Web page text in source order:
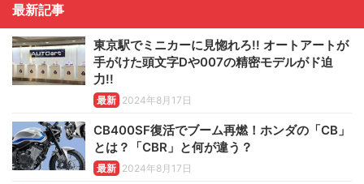
最新記事
東京駅でミニカーに見惚れろ!! オートアートが
手がけた頭文字Dや007の精密モデルがド迫
力!!
最新 2024年8月17日
CB400SF復活でブーム再燃！ホンダの「CB」
とは？「CBR」と何が違う？
最新 2024年8月17日